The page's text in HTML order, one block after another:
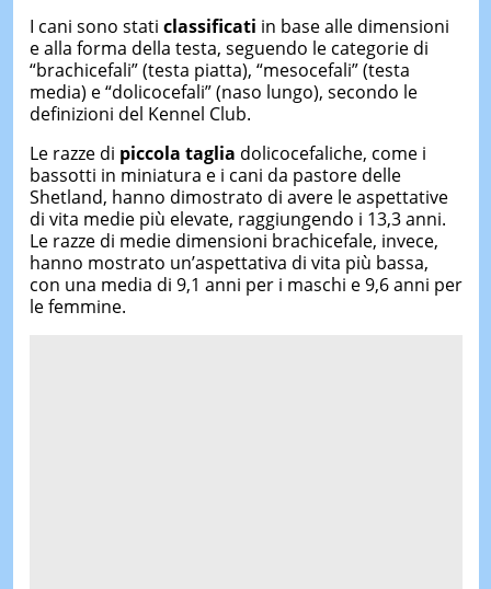
I cani sono stati classificati in base alle dimensioni
e alla forma della testa, seguendo le categorie di
“brachicefali” (testa piatta), “mesocefali” (testa
media) e “dolicocefali” (naso lungo), secondo le
definizioni del Kennel Club.
Le razze di piccola taglia dolicocefaliche, come i
bassotti in miniatura e i cani da pastore delle
Shetland, hanno dimostrato di avere le aspettative
di vita medie più elevate, raggiungendo i 13,3 anni.
Le razze di medie dimensioni brachicefale, invece,
hanno mostrato un’aspettativa di vita più bassa,
con una media di 9,1 anni per i maschi e 9,6 anni per
le femmine.